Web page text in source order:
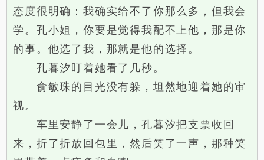
态度很明确：我确实给不了你那么多，但我会
学。孔小姐，你要是觉得我配不上他，那是你
的事。他选了我，那就是他的选择。
孔暮汐盯着她看了几秒。
俞敏珠的目光没有躲，坦然地迎着她的审
视。
车里安静了一会儿，孔暮汐把支票收回
来，折了折放回包里，然后笑了一声，那种笑